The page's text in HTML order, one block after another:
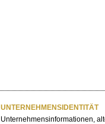
UNTERNEHMENSIDENTITÄT
Unternehmensinformationen,